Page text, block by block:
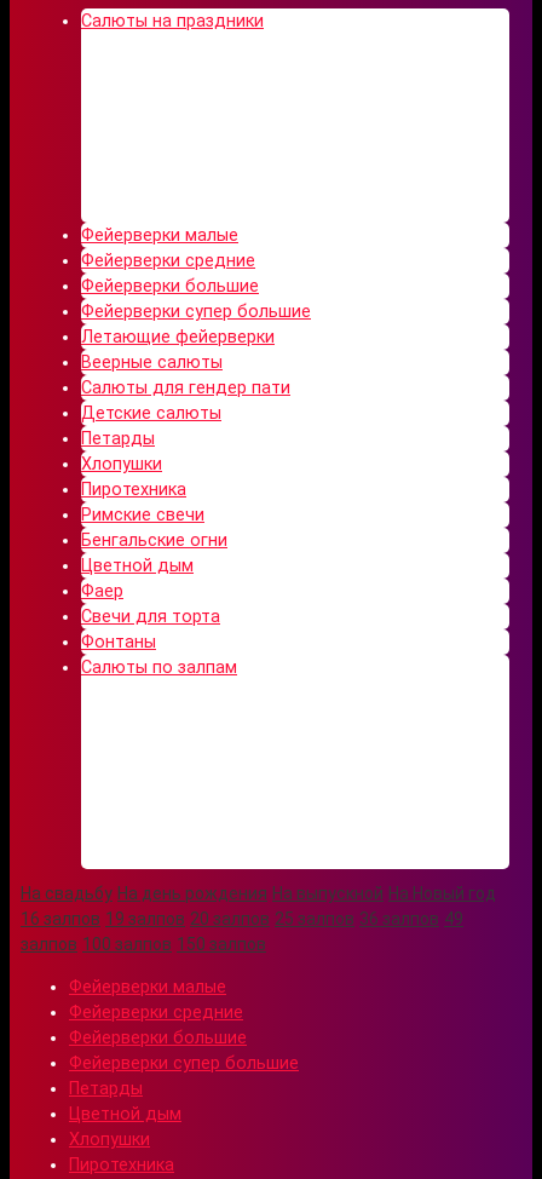
Салюты на праздники
Фейерверки малые
Фейерверки средние
Фейерверки большие
Фейерверки супер большие
Летающие фейерверки
Веерные салюты
Салюты для гендер пати
Детские салюты
Петарды
Хлопушки
Пиротехника
Римские свечи
Бенгальские огни
Цветной дым
Фаер
Свечи для торта
Фонтаны
Салюты по залпам
На свадьбу На день рождения На выпускной На Новый год
16 залпов 19 залпов 20 залпов 25 залпов 36 залпов 49
залпов 100 залпов 150 залпов
Фейерверки малые
Фейерверки средние
Фейерверки большие
Фейерверки супер большие
Петарды
Цветной дым
Хлопушки
Пиротехника